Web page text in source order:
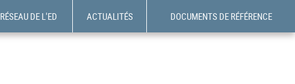
RÉSEAU DE L'ED ACTUALITÉS DOCUMENTS DE RÉFÉRENCE